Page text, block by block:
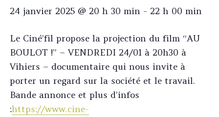
24 janvier 2025 @ 20 h 30 min - 22 h 00 min
Le Ciné’fil propose la projection du film “AU
BOULOT !” – VENDREDI 24/01 à 20h30 à
Vihiers – documentaire qui nous invite à
porter un regard sur la société et le travail.
Bande annonce et plus d’infos
:https://www.cine-